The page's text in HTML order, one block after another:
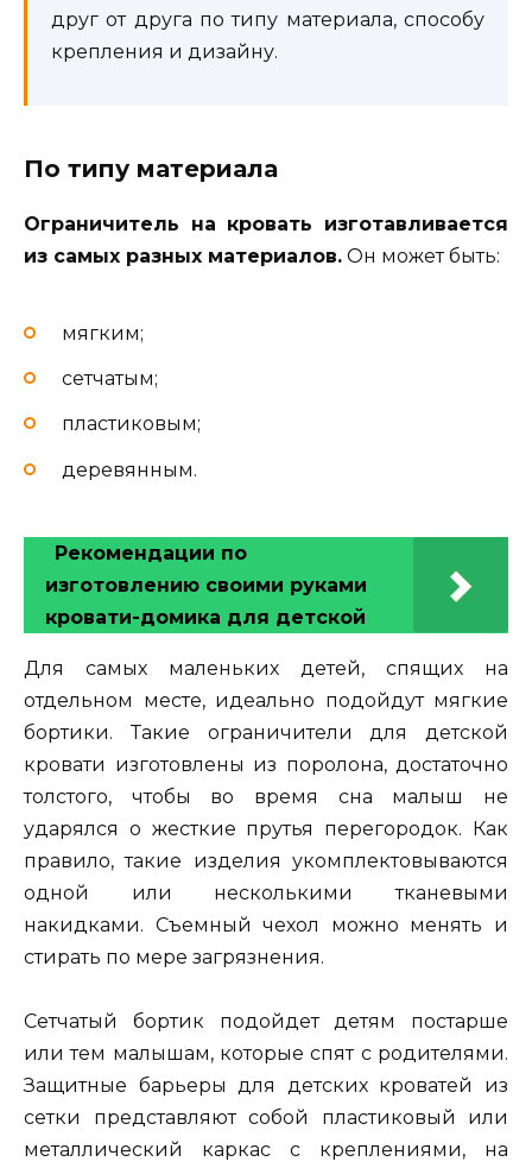
друг от друга по типу материала, способу
крепления и дизайну.
По типу материала
Ограничитель на кровать изготавливается
из самых разных материалов. Он может быть:
мягким;
сетчатым;
пластиковым;
деревянным.
Рекомендации по
изготовлению своими руками
кровати-домика для детской
Для самых маленьких детей, спящих на
отдельном месте, идеально подойдут мягкие
бортики. Такие ограничители для детской
кровати изготовлены из поролона, достаточно
толстого, чтобы во время сна малыш не
ударялся о жесткие прутья перегородок. Как
правило, такие изделия укомплектовываются
одной или несколькими тканевыми
накидками. Съемный чехол можно менять и
стирать по мере загрязнения.
Сетчатый бортик подойдет детям постарше
или тем малышам, которые спят с родителями.
Защитные барьеры для детских кроватей из
сетки представляют собой пластиковый или
металлический каркас с креплениями, на